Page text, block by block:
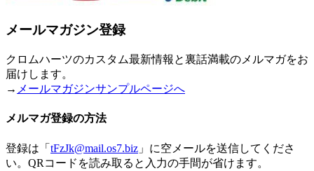
メールマガジン登録
クロムハーツのカスタム最新情報と裏話満載のメルマガをお
届けします。
→ メールマガジンサンプルページへ
メルマガ登録の方法
登録は「 tFzJk@mail.os7.biz 」に空メールを送信してくださ
い。QRコードを読み取ると入力の手間が省けます。